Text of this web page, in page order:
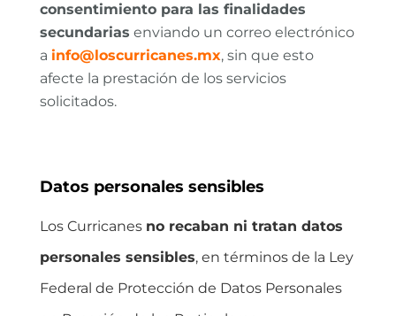
consentimiento para las finalidades
secundarias enviando un correo electrónico
a info@loscurricanes.mx, sin que esto
afecte la prestación de los servicios
solicitados.
Datos personales sensibles
Los Curricanes no recaban ni tratan datos
personales sensibles, en términos de la Ley
Federal de Protección de Datos Personales